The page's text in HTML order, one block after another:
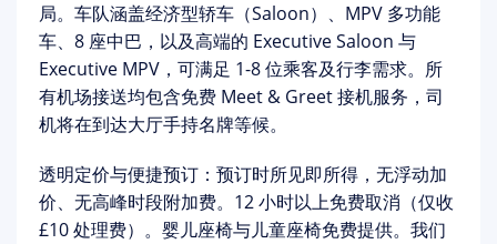
局。车队涵盖经济型轿车（Saloon）、MPV 多功能
车、8 座中巴 ，以及高端的 Executive Saloon 与
Executive MPV，可满足 1-8 位乘客及行李需求。所
有机场接送均包含免费 Meet & Greet 接机服务 ，司
机将在到达大厅手持名牌等候。
透明定价与便捷预订： 预订时所见即所得，无浮动加
价、无高峰时段附加费。12 小时以上免费取消（仅收
£10 处理费）。婴儿座椅与儿童座椅免费提供。我们